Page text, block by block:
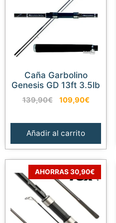
Caña Garbolino
Genesis GD 13ft 3.5lb
139,90€
El
era:
109,90€El
Añadir al carrito
AHORRAS 30,90€